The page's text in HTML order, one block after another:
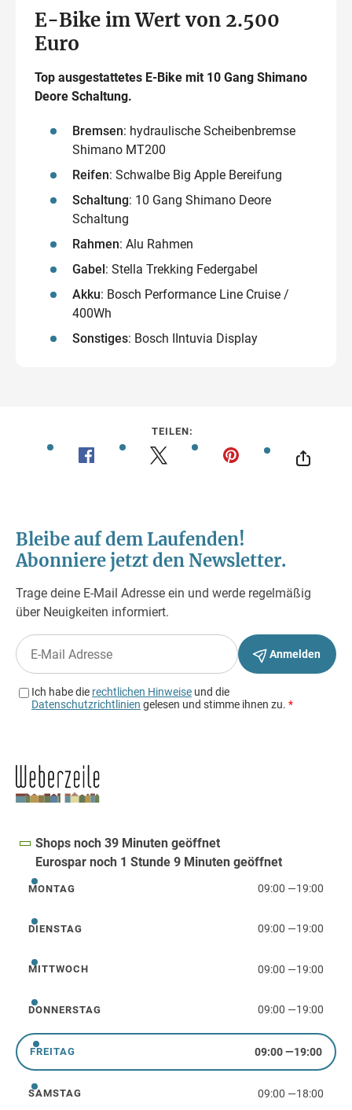
E-Bike im Wert von 2.500
Euro
Top ausgestattetes E-Bike mit 10 Gang Shimano
Deore Schaltung.
Bremsen: hydraulische Scheibenbremse
Shimano MT200
Reifen: Schwalbe Big Apple Bereifung
Schaltung: 10 Gang Shimano Deore
Schaltung
Rahmen: Alu Rahmen
Gabel: Stella Trekking Federgabel
Akku: Bosch Performance Line Cruise /
400Wh
Sonstiges: Bosch IIntuvia Display
TEILEN:
Shops noch 39 Minuten geöffnet
Eurospar noch 1 Stunde 9 Minuten geöffnet
Montag
MONTAG 09:00 —19:00
Dienstag
DIENSTAG 09:00 —19:00
Mittwoch
MITTWOCH 09:00 —19:00
Donnerstag
DONNERSTAG 09:00 —19:00
Freitag
FREITAG 09:00—19:00
Samstag
SAMSTAG 09:00 —18:00